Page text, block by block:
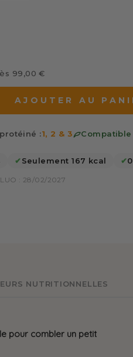
99,00 €
AJOUTER AU
:1, 2 & 3
✔Seulement 167 kcal ✔
: 28/02/2027
NUTRITIONNELLES
pour combler un petit